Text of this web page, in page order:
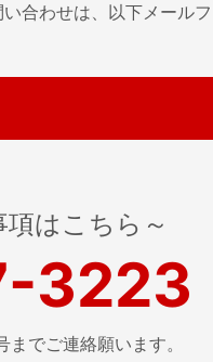
い合わせは、以下メール
はこちら～
3223
までご連絡願います。